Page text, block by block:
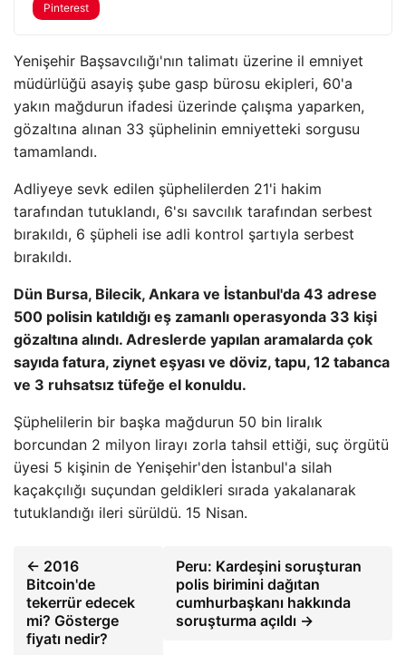
Pinterest
Yenişehir Başsavcılığı'nın talimatı üzerine il emniyet
müdürlüğü asayiş şube gasp bürosu ekipleri, 60'a
yakın mağdurun ifadesi üzerinde çalışma yaparken,
gözaltına alınan 33 şüphelinin emniyetteki sorgusu
tamamlandı.
Adliyeye sevk edilen şüphelilerden 21'i hakim
tarafından tutuklandı, 6'sı savcılık tarafından serbest
bırakıldı, 6 şüpheli ise adli kontrol şartıyla serbest
bırakıldı.
Dün Bursa, Bilecik, Ankara ve İstanbul'da 43 adrese
500 polisin katıldığı eş zamanlı operasyonda 33 kişi
gözaltına alındı. Adreslerde yapılan aramalarda çok
sayıda fatura, ziynet eşyası ve döviz, tapu, 12 tabanca
ve 3 ruhsatsız tüfeğe el konuldu.
Şüphelilerin bir başka mağdurun 50 bin liralık
borcundan 2 milyon lirayı zorla tahsil ettiği, suç örgütü
üyesi 5 kişinin de Yenişehir'den İstanbul'a silah
kaçakçılığı suçundan geldikleri sırada yakalanarak
tutuklandığı ileri sürüldü. 15 Nisan.
← 2016
Bitcoin'de
tekerrür edecek
mi? Gösterge
fiyatı nedir?
Peru: Kardeşini soruşturan
polis birimini dağıtan
cumhurbaşkanı hakkında
soruşturma açıldı →